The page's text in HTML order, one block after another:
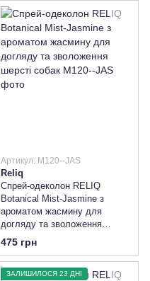
Артикул: M120--JAS
Reliq
Спрей-одеколон RELIQ
Botanical Mist-Jasmine з
ароматом жасмину для
догляду та зволоження
шерсті собак
475 грн
ЗАЛИШИЛОСЯ 23 ДНІ